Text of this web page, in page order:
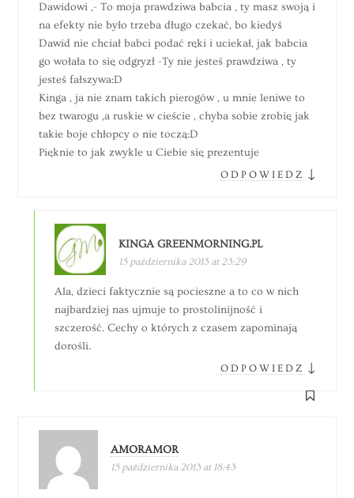
Dawidowi ,- To moja prawdziwa babcia , ty masz swoją i
na efekty nie było trzeba długo czekać, bo kiedyś
Dawid nie chciał babci podać ręki i uciekał, jak babcia
go wołała to się odgryzł -Ty nie jesteś prawdziwa , ty
jesteś fałszywa:D
Kinga , ja nie znam takich pierogów , u mnie leniwe to
bez twarogu ,a ruskie w cieście , chyba sobie zrobię jak
takie boje chłopcy o nie toczą:D
Pięknie to jak zwykle u Ciebie się prezentuje
ODPOWIEDZ ↓
KINGA GREENMORNING.PL
15 października 2013 at 23:29
Ala, dzieci faktycznie są pocieszne a to co w nich
najbardziej nas ujmuje to prostolinijność i
szczerość. Cechy o których z czasem zapominają
dorośli.
ODPOWIEDZ ↓
AMORAMOR
15 października 2013 at 18:43